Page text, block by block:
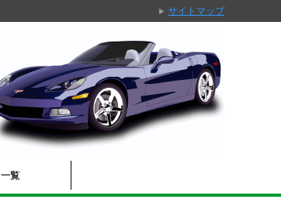
覧
サイトマップ